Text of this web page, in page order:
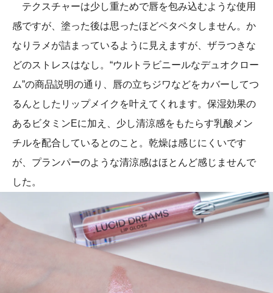
テクスチャーは少し重ためで唇を包み込むような使用
感ですが、塗った後は思ったほどペタペタしません。か
なりラメが詰まっているように見えますが、ザラつきな
どのストレスはなし。“ウルトラビニールなデュオクロー
ム”の商品説明の通り、唇の立ちジワなどをカバーしてつ
るんとしたリップメイクを叶えてくれます。保湿効果の
あるビタミンEに加え、少し清涼感をもたらす乳酸メン
チルを配合しているとのこと。乾燥は感じにくいです
が、プランパーのような清涼感はほとんど感じませんで
した。